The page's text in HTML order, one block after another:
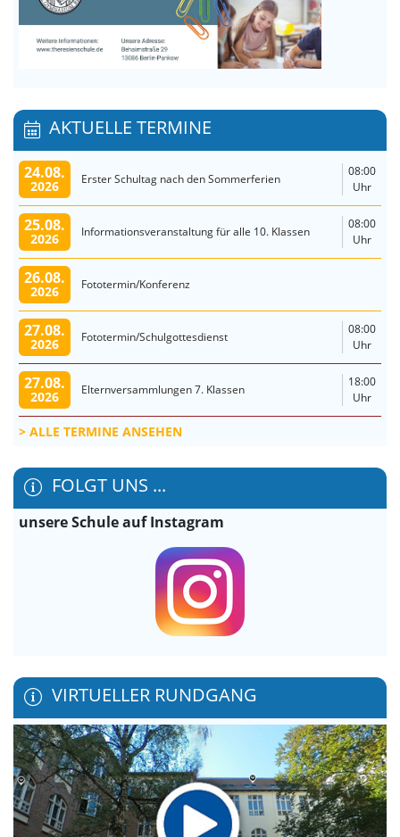
AKTUELLE TERMINE
24.08.
2026 Erster Schultag nach den Sommerferien
08:00
Uhr
25.08.
2026 Informationsveranstaltung für alle 10. Klassen
08:00
Uhr
26.08.
2026 Fototermin/Konferenz
27.08.
2026 Fototermin/Schulgottesdienst
08:00
Uhr
27.08.
2026 Elternversammlungen 7. Klassen
18:00
Uhr
ALLE TERMINE ANSEHEN
FOLGT UNS ...
unsere Schule auf Instagram
VIRTUELLER RUNDGANG